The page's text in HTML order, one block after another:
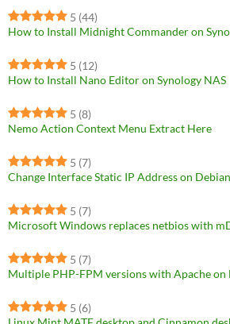
5 (44)
How to Install Midnight Commander on
5 (12)
How to Install Nano Editor on Synology NAS
5 (8)
Nemo Action Context Menu Extract Here
5 (7)
Change Interface Static IP Address on Debian
5 (7)
Microsoft Windows replaces netbios with
5 (7)
Multiple PHP-FPM versions with Apache on
5 (6)